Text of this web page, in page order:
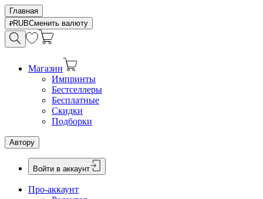
Главная
RUBСменить валюту
Магазин
Импринты
Бестселлеры
Бесплатные
Скидки
Подборки
Автору
Войти в аккаунт
Про-аккаунт